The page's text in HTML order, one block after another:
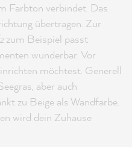
Farbton verbindet. Das
übertragen. Zur
zum Beispiel passt
wunderbar. Vor
möchtest. Generell
aber auch
zu Beige als Wandfarbe.
wird dein Zuhause